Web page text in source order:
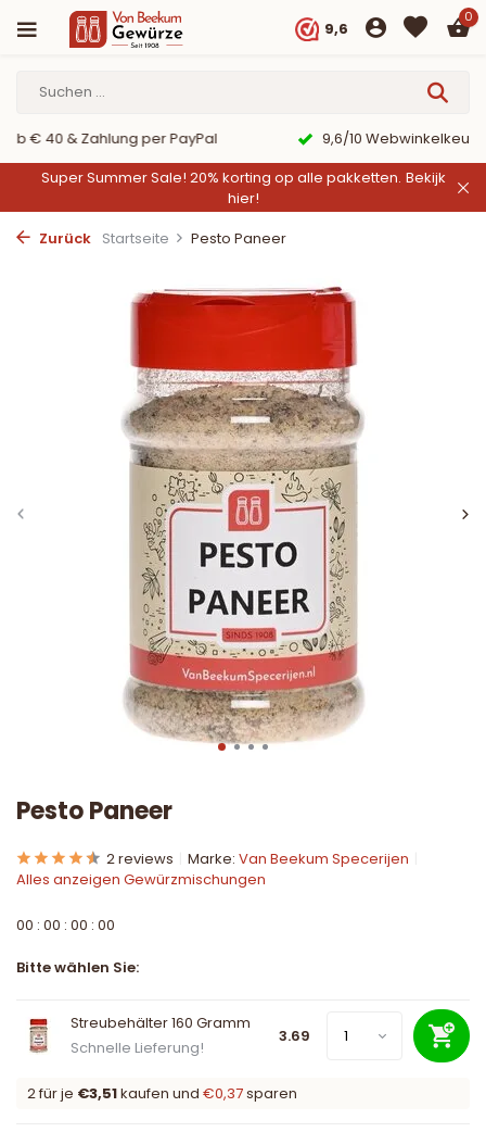
9,6
0
PayPal
9,6/10 Webwinkelkeur ✔
Super Summer Sale! 20% korting op alle pakketten. Bekijk
hier!
Zurück Startseite Pesto Paneer
Pesto Paneer
2 reviews Marke: Van Beekum Specerijen
Alles anzeigen Gewürzmischungen
00 : 00 : 00 : 00
Bitte wählen Sie:
Streubehälter 160 Gramm
Schnelle Lieferung!
3.69
2 für je €3,51kaufen und €0,37sparen